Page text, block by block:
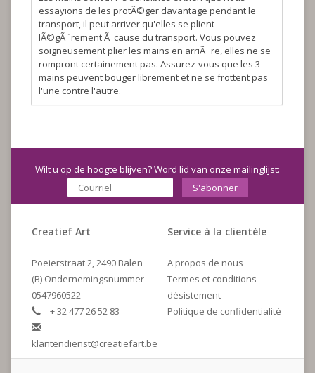
essayions de les protÃ©ger davantage pendant le
transport, il peut arriver qu'elles se plient
lÃ©gÃ¨rement Ã cause du transport. Vous pouvez
soigneusement plier les mains en arriÃ¨re, elles ne se
rompront certainement pas. Assurez-vous que les 3
mains peuvent bouger librement et ne se frottent pas
l'une contre l'autre.
Wilt u op de hoogte blijven? Word lid van onze mailinglijst:
S'abonner
Creatief Art
Poeierstraat 2, 2490 Balen
(B) Ondernemingsnummer
0547960522
+ 32 477 26 52 83
klantendienst@creatiefart.be
Service à la clientèle
A propos de nous
Termes et conditions
désistement
Politique de confidentialité